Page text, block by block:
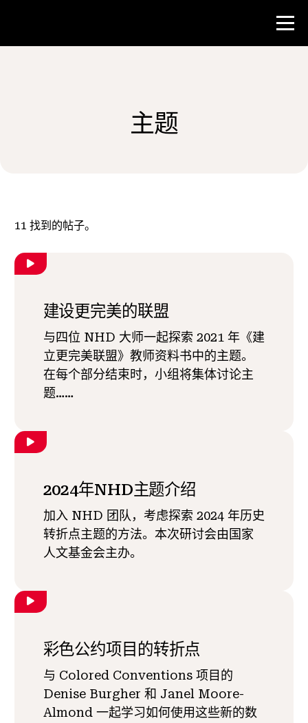
参与其中
主题
11 找到的帖子。
建设更完美的联盟
与四位 NHD 大师一起探索 2021 年《建
立更完美联盟》教师资料书中的主题。
在每个部分结束时，小组将集体讨论主
题……
2024年NHD主题介绍
加入 NHD 团队，考虑探索 2024 年历史
转折点主题的方法。本次研讨会由国家
人文基金会主办。
彩色公约项目的转折点
与 Colored Conventions 项目的
Denise Burgher 和 Janel Moore-
Almond 一起学习如何使用这些新的数